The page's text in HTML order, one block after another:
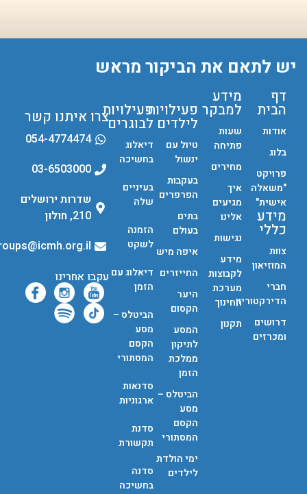
יש לתאם את הביקור מראש
דף
הבית
אודות
בלוג
פרויקט
"משאלה
אישית"
מידע
כללי
צוות
המוזיאון
חברי
הדירקטוריון
דרושים
ומכרזים
מידע
למבקר
שעות
פתיחה
מחירים
איך
מגיעים
אלינו
נגישות
מידע
לקבוצות
מערכת
החינוך
תקנון
פעילויות
לילדים
טיול עם
ינשול
בעקבות
הפרפרים
בתים
בעולם
איפה מיש
החייזרים
היער
הקסום
המסע
לתיקון
ממלכת
הזמן
הביטלס –
מסע
הקסם
המסתורי
ימי הולדת
לילדים
פעילויות
לבוגרים
דיאלוג
בחשיכה
בעיניים
שלה
הזמנה
לשקט
דיאלוג עם
הזמן
הביטלס –
מסע
הקסם
המסתורי
סדנאות
ארגוניות
סדנת
תקשורת
סדנה
בחשיכה
צרו איתנו קשר
054-4774474
03-6503000
שדרות ירושלים
210, חולון
groups@icmh.org.il
עקבו אחרינו